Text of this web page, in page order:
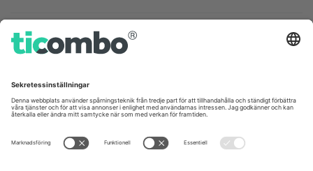
Kontor och support
Unter den Linden 24, 10117
Berlin, Germany
London, EC1V 1AW, United
Kingdom
United States
Switzerland